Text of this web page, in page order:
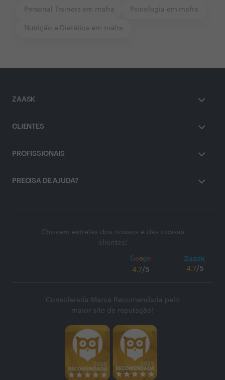
Personal Trainers em mafra Psicologia em mafra
Nutrição e Dietética em mafra
ZAASK
CLIENTES
PROFISSIONAIS
PRECISA DE AJUDA?
Chovem estrelas dos nossos e das nossas
clientes!
4.7/5 4.7/5
Considerada Marca Recomendada pelo
maior site de reputação!